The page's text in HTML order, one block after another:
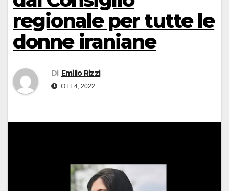
regionale per tutte le
donne iraniane
Di Emilio Rizzi
OTT 4, 2022